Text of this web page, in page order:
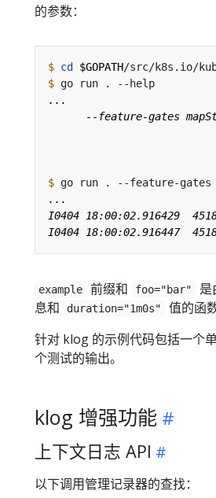
的参数：
$ cd
$GOPATH
$
$ go run . --feature-gates
example 前缀和 foo="bar" 是
息和
duration="1m0s"
值的函
针对 klog 的示例代码包括一个
个测试的输出。
klog 增强功能
上下文日志 API
以下调用管理记录器的查找：